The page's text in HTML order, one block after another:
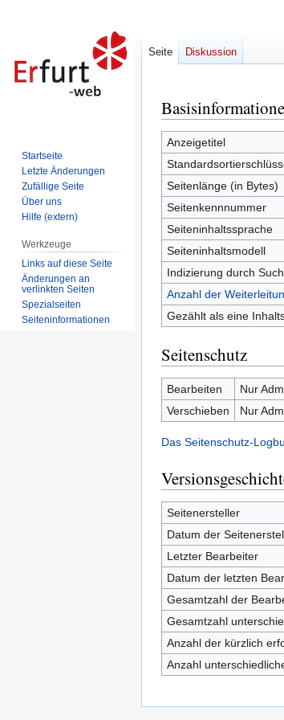
Zur
Navigation
springen
Zur
Suche
springen
Anzeigetitel
Seitenlänge (in Bytes)
Seitenkennnummer
Seiteninhaltssprache
Seiteninhaltsmodell
Indizierung durch
Anzahl der
Gezählt als eine
Seitenschutz
Bearbeiten
Nur
Verschieben
Nur
Das Seitenschutz-
Seitenersteller
Datum der
Letzter Bearbeiter
Datum der letzten
Gesamtzahl der
Gesamtzahl
Anzahl der kürzlich
Anzahl
Seite Diskussion
Startseite
Letzte Änderungen
Zufällige Seite
Über uns
Hilfe (extern)
Werkzeuge
Links auf diese Seite
Änderungen an
verlinkten Seiten
Spezialseiten
Seiten­informationen